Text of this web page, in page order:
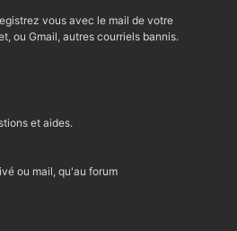
vous avec le mail de votre
ou Gmail, autres courriels bannis.
et aides.
ou mail, qu'au forum